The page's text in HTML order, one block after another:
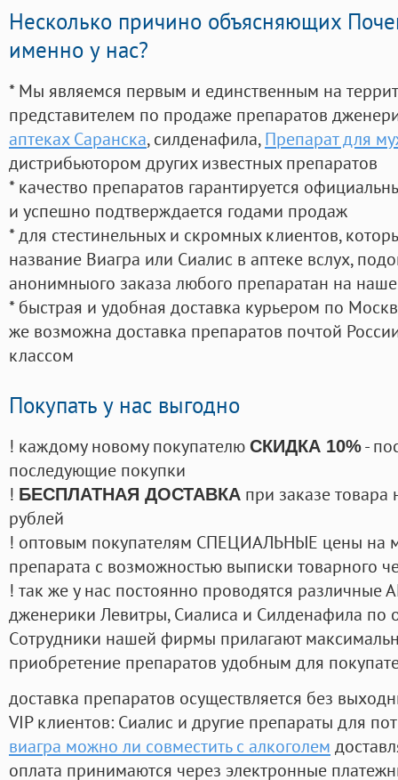
Несколько причино объясняющих
именно у нас?
* Мы являемся первым и единственным на
представителем по продаже препаратов
аптеках Саранска, силденафила, Препарат для
дистрибьютором других известных препаратов
* качество препаратов гарантируется
и успешно подтверждается годами продаж
* для стестинельных и скромных клиентов,
название Виагра или Сиалис в аптеке вслух,
анонимныого заказа любого препаратан на
* быстрая и удобная доставка курьером по
же возможна доставка препаратов почтой
классом
Покупать у нас выгодно
! каждому новому покупателю СКИДКА 10%-
последующие покупки
! БЕСПЛАТНАЯ ДОСТАВКА при заказе
рублей
! оптовым покупателям СПЕЦИАЛЬНЫЕ цены на
препарата с возможностью выписки товарного
! так же у нас постоянно проводятся
дженерики Левитры, Сиалиса и Силденафила по
Cотрудники нашей фирмы прилагают
приобретение препаратов удобным для
доставка препаратов осуществляется без
VIP клиентов: Сиалис и другие препараты для
виагра можно ли совместить с алкоголем
оплата принимаются через электронные